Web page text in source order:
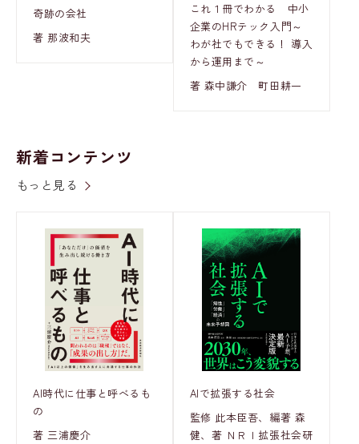
奇跡の会社
著 那波和夫
これ１冊でわかる 中小
企業のHRテック入門～
わが社でもできる！ 導入
から運用まで～
著 森中謙介 町田耕一
新着コンテンツ
もっと見る
AI時代に仕事と呼べるも
の
著 三浦慶介
AIで拡張する社会
監修 此本臣吾、編著 森
健、著 ＮＲＩ拡張社会研